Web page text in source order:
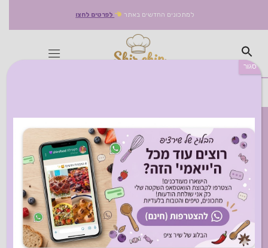
למתכונים החדשים באתר לפרטים לחצו
מְחַבֵּר: admin
סגור